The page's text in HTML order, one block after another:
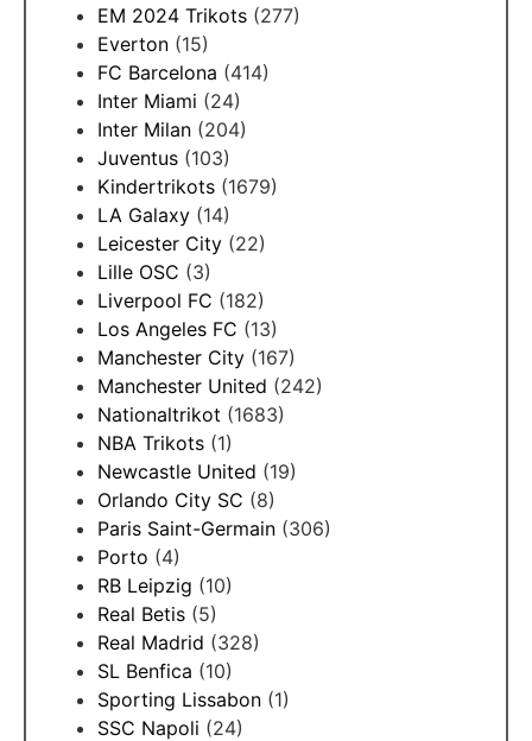
EM 2024 Trikots (277)
Everton (15)
FC Barcelona (414)
Inter Miami (24)
Inter Milan (204)
Juventus (103)
Kindertrikots (1679)
LA Galaxy (14)
Leicester City (22)
Lille OSC (3)
Liverpool FC (182)
Los Angeles FC (13)
Manchester City (167)
Manchester United (242)
Nationaltrikot (1683)
NBA Trikots (1)
Newcastle United (19)
Orlando City SC (8)
Paris Saint-Germain (306)
Porto (4)
RB Leipzig (10)
Real Betis (5)
Real Madrid (328)
SL Benfica (10)
Sporting Lissabon (1)
SSC Napoli (24)